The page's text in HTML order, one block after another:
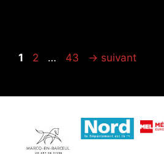
Page
1 Page
2 … Page
43 → suivant